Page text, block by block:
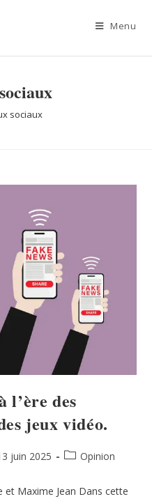
Menu
sociaux
l’ère des
jeux vidéo.
juin 2025 Opinion
et Maxime Jean Dans cette